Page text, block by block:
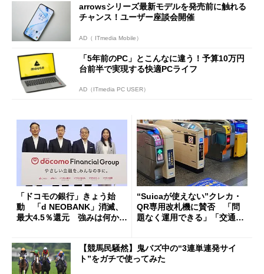
arrowsシリーズ最新モデルを発売前に触れる
チャンス！ユーザー座談会開催
AD（ ITmedia Mobile）
「5年前のPC」とこんなに違う！予算10万円
台前半で実現する快適PCライフ
AD（ITmedia PC USER）
「ドコモの銀行」きょう始
動 「d NEOBANK」消滅、
最大4.5％還元 強みは何か解
“Suicaが使えない”クレカ・
QR専用改札機に賛否 「問
題なく運用できる」「交通系I
【競馬民騒然】鬼バズ中の“3連単連発サイ
ト”をガチで使ってみた